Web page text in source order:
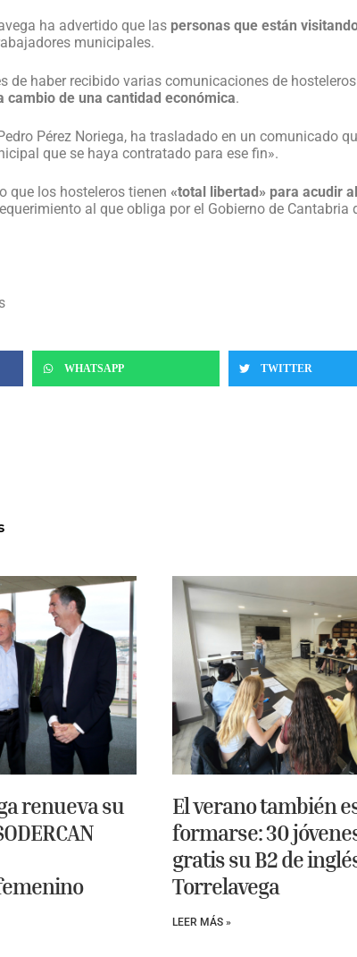
ha advertido que las personas que están
municipales.
de haber recibido varias comunicaciones de
cambio de una cantidad económica.
Pérez Noriega, ha trasladado en un comunicado
que se haya contratado para ese fin».
que los hosteleros tienen «total libertad» para acudir
al que obliga por el Gobierno de
WHATSAPP TWITTER
renueva su
El verano también
formarse: 30
gratis su B2 de
Torrelavega
LEER MÁS »